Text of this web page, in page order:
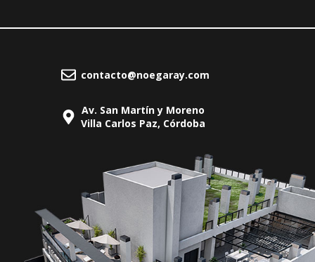
contacto@noegaray.com
Av. San Martín y Moreno
Villa Carlos Paz, Córdoba